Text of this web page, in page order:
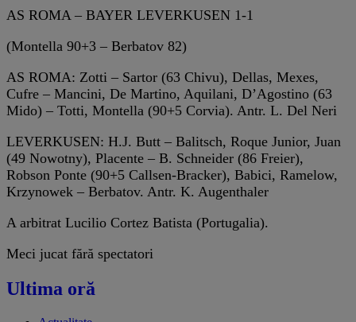
AS ROMA – BAYER LEVERKUSEN 1-1
(Montella 90+3 – Berbatov 82)
AS ROMA: Zotti – Sartor (63 Chivu), Dellas, Mexes,
Cufre – Mancini, De Martino, Aquilani, D’Agostino (63
Mido) – Totti, Montella (90+5 Corvia). Antr. L. Del Neri
LEVERKUSEN: H.J. Butt – Balitsch, Roque Junior, Juan
(49 Nowotny), Placente – B. Schneider (86 Freier),
Robson Ponte (90+5 Callsen-Bracker), Babici, Ramelow,
Krzynowek – Berbatov. Antr. K. Augenthaler
A arbitrat Lucilio Cortez Batista (Portugalia).
Meci jucat fără spectatori
Ultima oră